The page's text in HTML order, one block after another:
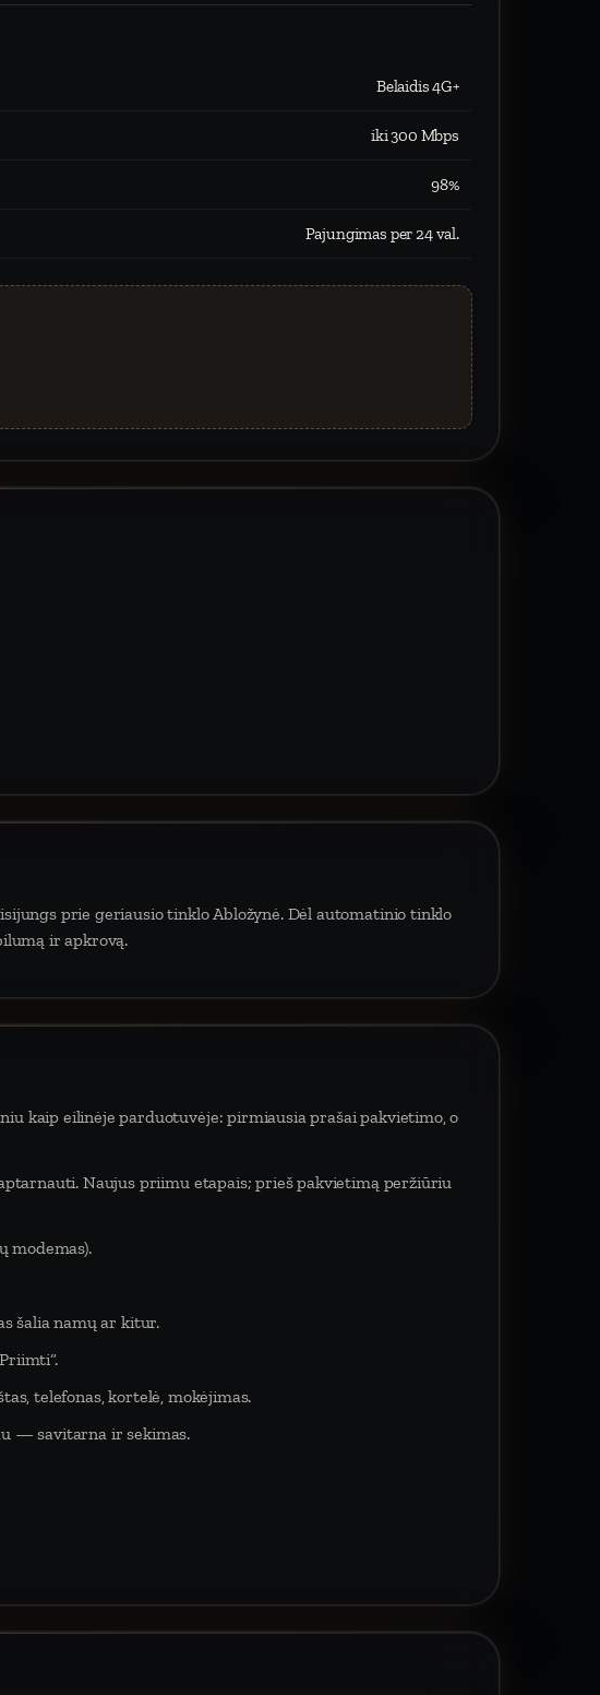
Belaidis 4G+
iki 300 Mbps
98%
Pajungimas per 24 val.
prie geriausio tinklo Abložynė. Dėl automatinio tinklo
ir apkrovą.
kaip eilinėje parduotuvėje: pirmiausia prašai pakvietimo, o
Naujus priimu etapais; prieš pakvietimą peržiūriu
modemas).
šalia namų ar kitur.
telefonas, kortelė, mokėjimas.
— savitarna ir sekimas.